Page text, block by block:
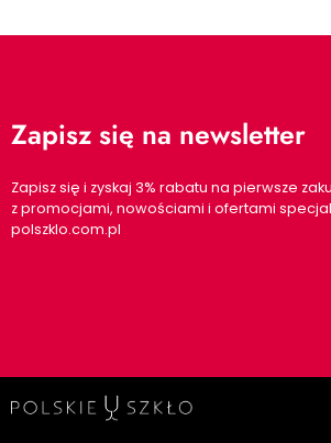
Zapisz się na newsletter
Zapisz się i zyskaj 3% rabatu na pierwsze
z promocjami, nowościami i ofertami
polszklo.com.pl